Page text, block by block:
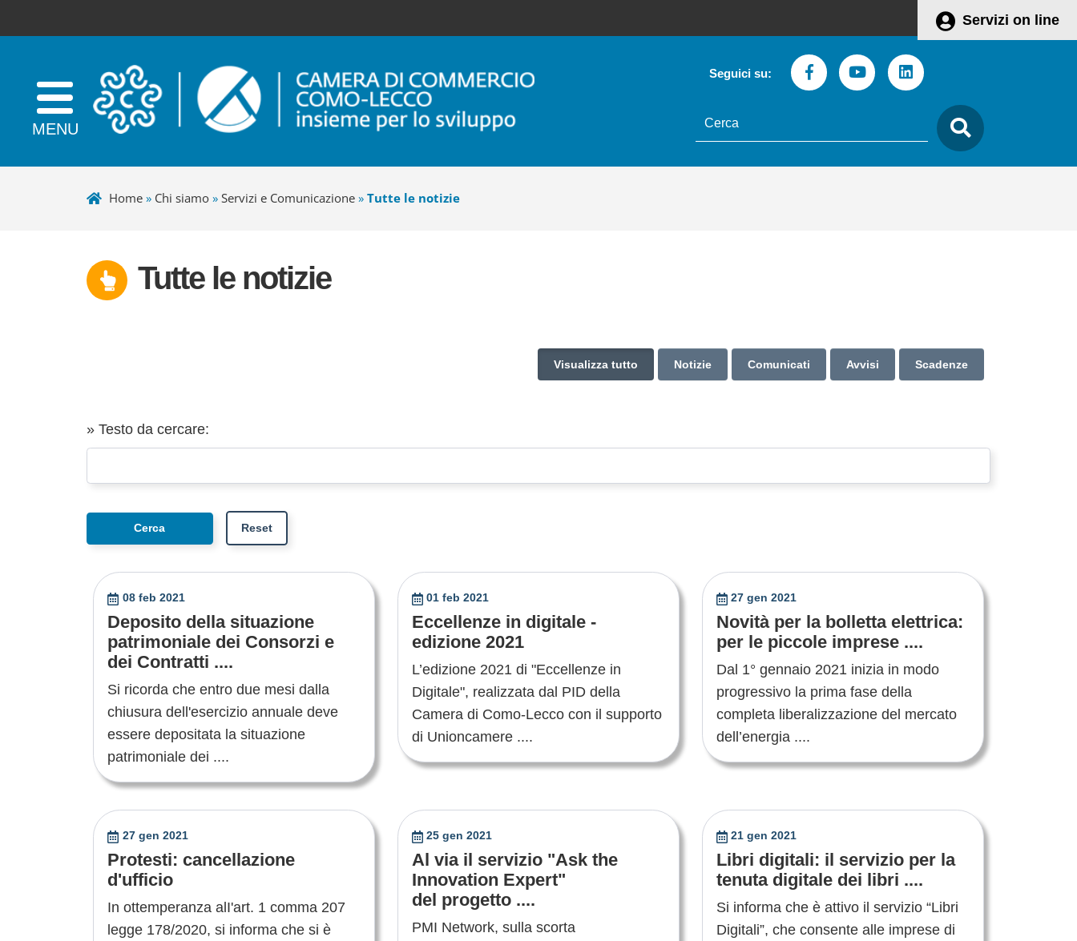
Servizi on line
Seguici su: FacebookYoutubeLinkedin
testo
da
cercare
Home» Chi siamo» Servizi e Comunicazione» Tutte le notizie
Tutte le notizie
Visualizza tutto Notizie Comunicati Avvisi Scadenze
» Testo da cercare:
08 feb 2021
Deposito della situazione
patrimoniale dei Consorzi e
dei Contratti ....
Si ricorda che entro due mesi dalla
chiusura dell'esercizio annuale deve
essere depositata la situazione
patrimoniale dei ....
01 feb 2021
Eccellenze in digitale -
edizione 2021
L’edizione 2021 di "Eccellenze in
Digitale", realizzata dal PID della
Camera di Como-Lecco con il supporto
di Unioncamere ....
27 gen 2021
Novità per la bolletta elettrica:
per le piccole imprese ....
Dal 1° gennaio 2021 inizia in modo
progressivo la prima fase della
completa liberalizzazione del mercato
dell’energia ....
27 gen 2021
Protesti: cancellazione
d'ufficio
In ottemperanza alI'art. 1 comma 207
legge 178/2020, si informa che si è
25 gen 2021
Al via il servizio "Ask the
Innovation Expert"
del progetto ....
PMI Network, sulla scorta
21 gen 2021
Libri digitali: il servizio per la
tenuta digitale dei libri ....
Si informa che è attivo il servizio “Libri
Digitali”, che consente alle imprese di